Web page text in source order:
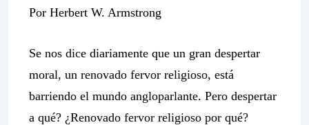
Por Herbert W. Armstrong
Se nos dice diariamente que un gran despertar
moral, un renovado fervor religioso, está
barriendo el mundo angloparlante. Pero despertar
a qué? ¿Renovado fervor religioso por qué?